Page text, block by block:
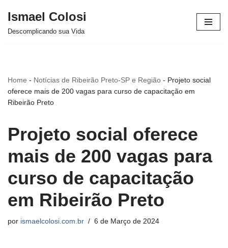
Avançar
Ismael Colosi
Descomplicando sua Vida
Home - Notícias de Ribeirão Preto-SP e Região - Projeto social
oferece mais de 200 vagas para curso de capacitação em
Ribeirão Preto
Projeto social oferece
mais de 200 vagas para
curso de capacitação
em Ribeirão Preto
por ismaelcolosi.com.br 6 de Março de 2024